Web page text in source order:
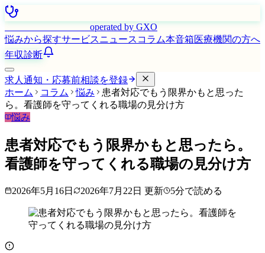
operated by GXO
悩みから探すサービスニュース コラム本音箱医療機関の方へ
年収診断
求人通知・応募前相談を登録
ホーム
コラム 悩み
患者対応でもう限界かもと思った
ら。看護師を守ってくれる職場の見分け方
悩み
患者対応でもう限界かもと思ったら。
看護師を守ってくれる職場の見分け方
2026年5月16日 2026年7月22日 更新 5分で読める